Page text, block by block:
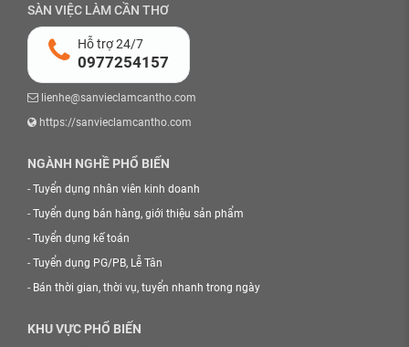
SÀN VIỆC LÀM CẦN THƠ
Hỗ trợ 24/7
0977254157
lienhe@sanvieclamcantho.com
https://sanvieclamcantho.com
NGÀNH NGHỀ PHỔ BIẾN
- Tuyển dụng nhân viên kinh doanh
- Tuyển dụng bán hàng, giới thiệu sản phẩm
- Tuyển dụng kế toán
- Tuyển dụng PG/PB, Lễ Tân
- Bán thời gian, thời vụ, tuyển nhanh trong ngày
KHU VỰC PHỔ BIẾN